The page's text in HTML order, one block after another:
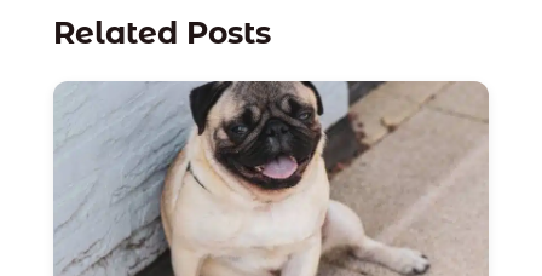
Related Posts